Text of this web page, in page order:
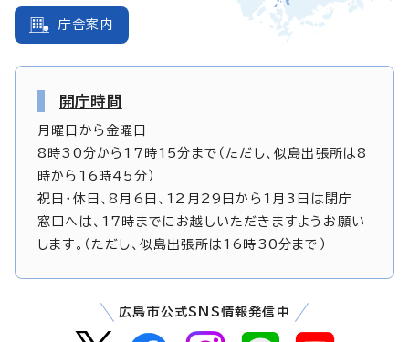
庁舎案内
開庁時間
月曜日から金曜日
8時30分から17時15分まで（ただし、似島出張所は8
時から16時45分）
祝日・休日、8月6日、12月29日から1月3日は閉庁
窓口へは、17時までにお越しいただきますようお願い
します。（ただし、似島出張所は16時30分まで）
広島市公式SNS情報発信中